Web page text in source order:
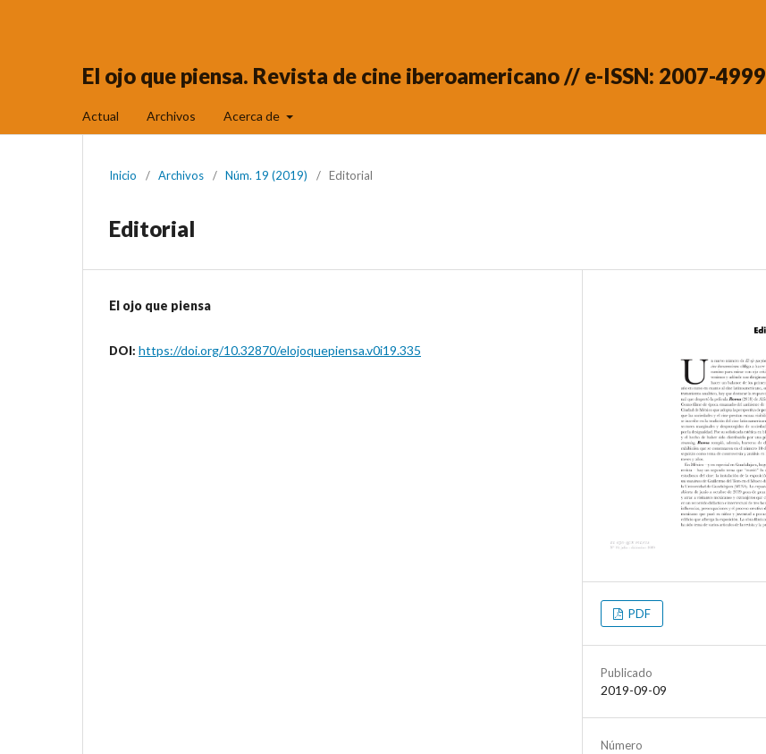
El ojo que piensa. Revista de cine iberoamericano // e-ISSN: 2007-4999
Actual Archivos Acerca de
Inicio / Archivos / Núm. 19 (2019) / Editorial
Editorial
El ojo que piensa
DOI: https://doi.org/10.32870/elojoquepiensa.v0i19.335
PDF
Publicado
2019-09-09
Número